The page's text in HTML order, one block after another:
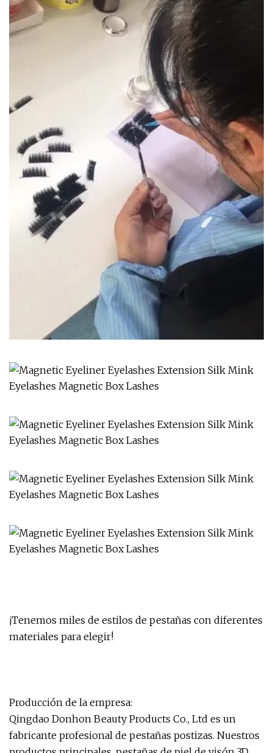
¡Tenemos miles de estilos de pestañas con diferentes
materiales para elegir!
Producción de la empresa:
Qingdao Donhon Beauty Products Co., Ltd es un
fabricante profesional de pestañas postizas. Nuestros